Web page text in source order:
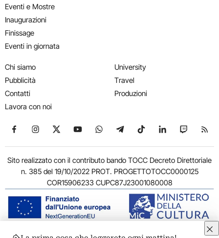
Eventi e Mostre
Inaugurazioni
Finissage
Eventi in giornata
Chi siamo
Pubblicità
Contatti
Lavora con noi
University
Travel
Produzioni
Seguici su Facebook
Seguici su Instagram
Seguici su X
Seguici su YouTube
Seguici su WhatsApp
Seguici su Telegram
Seguici su TikTok
Seguici su
Seguici
Sito realizzato con il contributo bando TOCC Decreto Direttoriale
n. 385 del 19/10/2022 PROT. PROGETTOTOCC0000125
COR15906233 CUPC87J23001080008